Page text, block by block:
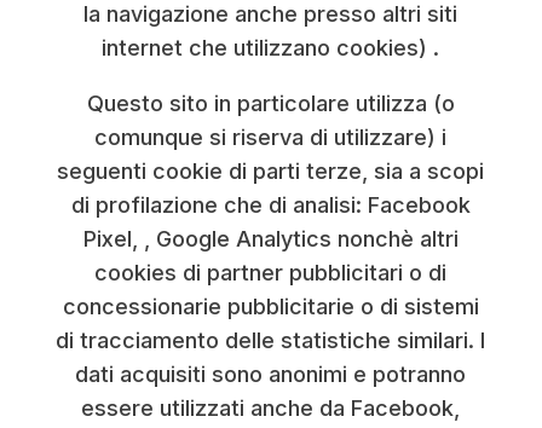
la navigazione anche presso altri siti
internet che utilizzano cookies) .
Questo sito in particolare utilizza (o
comunque si riserva di utilizzare) i
seguenti cookie di parti terze, sia a scopi
di profilazione che di analisi: Facebook
Pixel, , Google Analytics nonchè altri
cookies di partner pubblicitari o di
concessionarie pubblicitarie o di sistemi
di tracciamento delle statistiche similari. I
dati acquisiti sono anonimi e potranno
essere utilizzati anche da Facebook,